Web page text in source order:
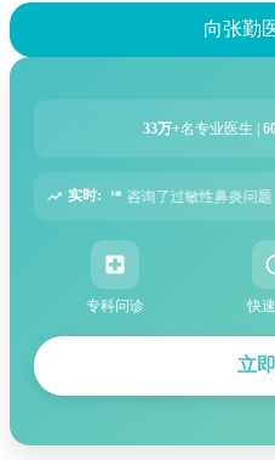
向张勤
33万+名专业医生 |
实时:
性鼻炎问题 6分钟前 周** 咨询了胃
专科问诊 快
立